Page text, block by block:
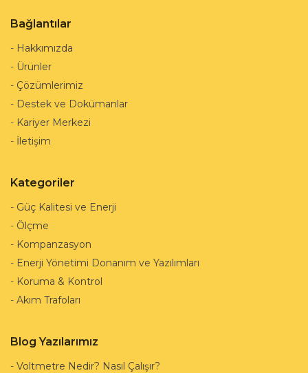
Bağlantılar
- Hakkımızda
- Ürünler
- Çözümlerimiz
- Destek ve Dokümanlar
- Kariyer Merkezi
- İletişim
Kategoriler
- Güç Kalitesi ve Enerji
- Ölçme
- Kompanzasyon
- Enerji Yönetimi Donanım ve Yazılımları
- Koruma & Kontrol
- Akım Trafoları
Blog Yazılarımız
- Voltmetre Nedir? Nasıl Çalışır?